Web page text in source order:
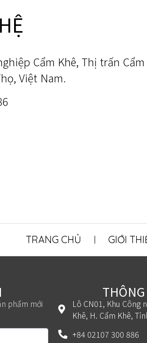
Cẩm Khê, Thị trấn Cẩm
Việt Nam.
TRANG CHỦ GIỚI
phẩm mới
Lô CN01, Khu Công
Khê, H. Cẩm Khê,
+84 02107 300 886